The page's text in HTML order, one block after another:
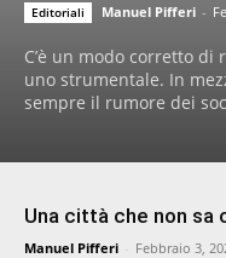
Editoriali Manuel Pifferi -
C’è un modo corretto di
uno strumentale. In
sempre il rumore dei
Una città che non sa
Manuel Pifferi - Febbraio 3,